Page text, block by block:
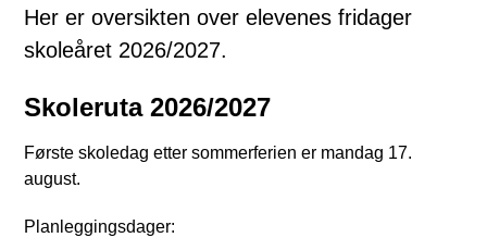
Her er oversikten over elevenes fridager
skoleåret 2026/2027.
Skoleruta 2026/2027
Første skoledag etter sommerferien er mandag 17.
august.
Planleggingsdager: